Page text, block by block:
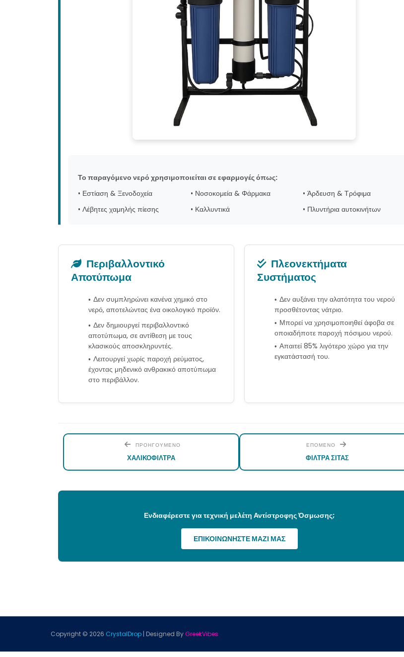
Το παραγόμενο νερό χρησιμοποιείται σε εφαρμογές όπως:
• Εστίαση & Ξενοδοχεία
• Νοσοκομεία & Φάρμακα
• Άρδευση & Τρόφιμα
• Λέβητες χαμηλής πίεσης
• Καλλυντικά • Πλυντήρια αυτοκινήτων
Περιβαλλοντικό
Αποτύπωμα
Δεν συμπληρώνει κανένα χημικό στο
νερό, αποτελώντας ένα οικολογικό προϊόν.
Δεν δημιουργεί περιβαλλοντικό
αποτύπωμα, σε αντίθεση με τους
κλασικούς αποσκληρυντές.
Λειτουργεί χωρίς παροχή ρεύματος,
έχοντας μηδενικό ανθρακικό αποτύπωμα
στο περιβάλλον.
Πλεονεκτήματα
Συστήματος
Δεν αυξάνει την αλατότητα του νερού
προσθέτοντας νάτριο.
Μπορεί να χρησιμοποιηθεί άφοβα σε
οποιαδήποτε παροχή πόσιμου νερού.
Απαιτεί 85% λιγότερο χώρο για την
εγκατάστασή του.
ΠΡΟΗΓΟΥΜΕΝΟ
ΧΑΛΙΚΟΦΙΛΤΡΑ
ΕΠΟΜΕΝΟ
ΦΙΛΤΡΑ ΣΙΤΑΣ
Ενδιαφέρεστε για τεχνική μελέτη Αντίστροφης Όσμωσης;
ΕΠΙΚΟΙΝΩΝΗΣΤΕ ΜΑΖΙ ΜΑΣ
Copyright © 2026 CrystalDrop | Designed ByGreekVibes